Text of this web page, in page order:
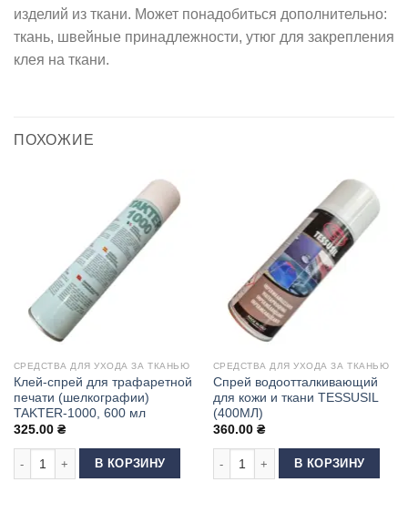
изделий из ткани. Может понадобиться дополнительно:
ткань, швейные принадлежности, утюг для закрепления
клея на ткани.
ПОХОЖИЕ
СРЕДСТВА ДЛЯ УХОДА ЗА ТКАНЬЮ
Клей-спрей для трафаретной
печати (шелкографии)
TAKTER-1000, 600 мл
325.00 ₴
Количество товара Клей-спрей для трафаретной печати
В КОРЗИНУ
СРЕДСТВА ДЛЯ УХОДА ЗА ТКАНЬЮ
Спрей водоотталкивающий
для кожи и ткани TESSUSIL
(400МЛ)
360.00 ₴
Количество товара Спрей
В КОРЗИНУ